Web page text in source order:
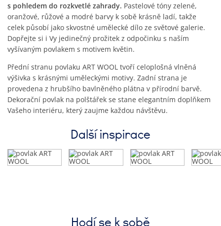
s pohledem do rozkvetlé zahrady. Pastelové tóny zelené,
oranžové, růžové a modré barvy k sobě krásně ladí, takže
celek působí jako skvostné umělecké dílo ze světové galerie.
Dopřejte si i Vy jedinečný prožitek z odpočinku s naším
vyšívaným povlakem s motivem květin.
Přední stranu povlaku ART WOOL tvoří celoplošná vlněná
výšivka s krásnými uměleckými motivy. Zadní strana je
provedena z hrubšího bavlněného plátna v přírodní barvě.
Dekorační povlak na polštářek se stane elegantním doplňkem
Vašeho interiéru, který zaujme každou návštěvu.
Další inspirace
Hodí se k sobě